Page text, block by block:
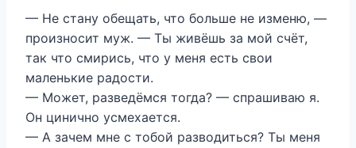
— Не стану обещать, что больше не изменю, —
произносит муж. — Ты живёшь за мой счёт,
так что смирись, что у меня есть свои
маленькие радости.
— Может, разведёмся тогда? — спрашиваю я.
Он цинично усмехается.
— А зачем мне с тобой разводиться? Ты меня